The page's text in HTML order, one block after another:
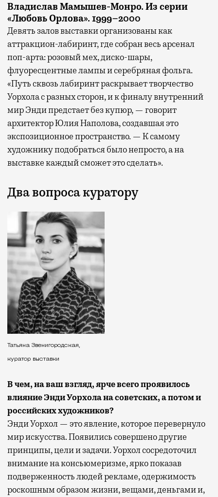
Владислав Мамышев-Монро. Из серии
«Любовь Орлова». 1999–2000
Девять залов выставки организованы как
аттракцион-лабиринт, где собран весь арсенал
поп-арта: розовый мех, диско-шары,
флуоресцентные лампы и серебряная фольга.
«Путь сквозь лабиринт раскрывает творчество
Уорхола с разных сторон, и к финалу внутренний
мир Энди предстает без купюр, — говорит
архитектор Юлия Наполова, создавшая это
экспозиционное пространство. — К самому
художнику подобраться было непросто, а на
выставке каждый сможет это сделать».
Два вопроса куратору
Татьяна Звенигородская,
куратор выставки
В чем, на ваш взгляд, ярче всего проявилось
влияние Энди Уорхола на советских, а потом и
российских художников?
Энди Уорхол — это явление, которое перевернуло
мир искусства. Появились совершено другие
принципы, цели и задачи. Уорхол сосредоточил
внимание на консьюмеризме, ярко показав
подверженность людей рекламе, одержимость
роскошным образом жизни, вещами, деньгами и,